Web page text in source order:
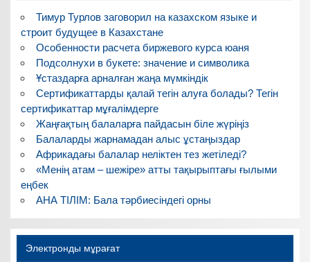
Тимур Турлов заговорил на казахском языке и
строит будущее в Казахстане
Особенности расчета биржевого курса юаня
Подсолнухи в букете: значение и символика
Ұстаздарға арналған жаңа мүмкіндік
Сертификаттарды қалай тегін алуға болады? Тегін
сертификаттар мұғалімдерге
Жаңғақтың балаларға пайдасын біле жүріңіз
Балаларды жарнамадан алыс ұстаңыздар
Африкадағы балалар неліктен тез жетіледі?
«Менің атам – шежіре» атты тақырыптағы ғылыми
еңбек
АНА ТІЛІМ: Бала тәрбиесіндегі орны
Электронды мұрағат